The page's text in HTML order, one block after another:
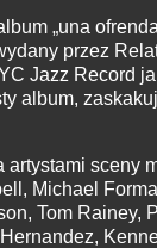
„una
przez
Jazz Record
album,
artystami sceny
Michael
Tom Rainey,